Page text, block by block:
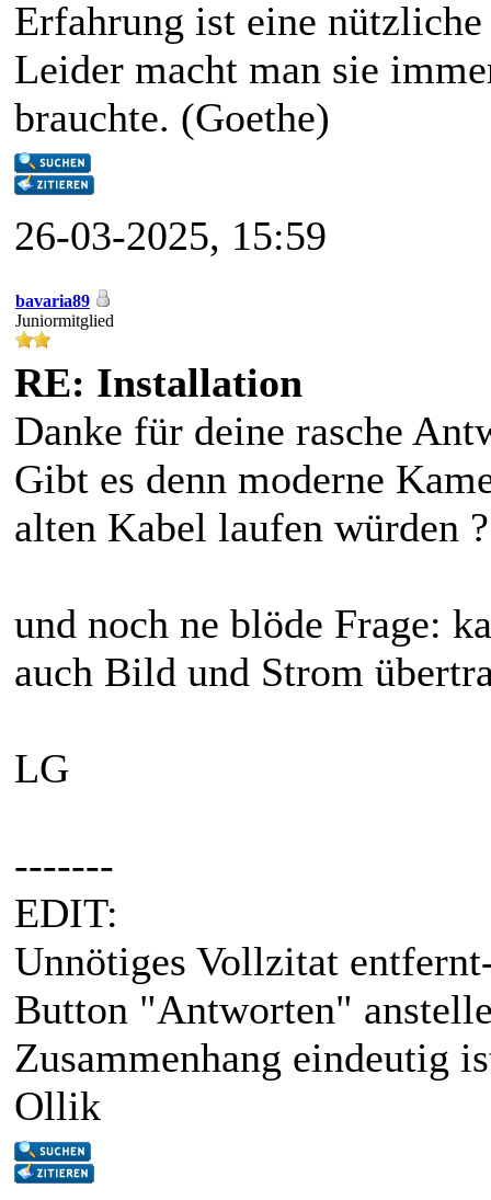
Erfahrung ist eine nützliche
Leider macht man sie
brauchte. (Goethe)
26-03-2025, 15:59
bavaria89
Juniormitglied
RE: Installation
Danke für deine rasche
Gibt es denn moderne
alten Kabel laufen würden ?
und noch ne blöde Frage:
auch Bild und Strom
LG
-------
EDIT:
Unnötiges Vollzitat
Button "Antworten"
Zusammenhang eindeutig
Ollik